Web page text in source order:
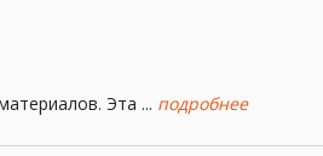
Эта ... подробнее